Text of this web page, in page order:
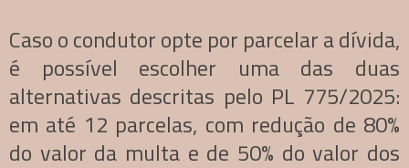
Caso o condutor opte por parcelar a dívida,
é possível escolher uma das duas
alternativas descritas pelo PL 775/2025:
em até 12 parcelas, com redução de 80%
do valor da multa e de 50% do valor dos